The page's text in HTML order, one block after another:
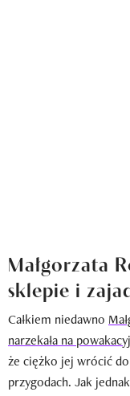
Małgorzata
sklepie i
Całkiem niedawno
narzekała na
że ciężko jej wrócić
przygodach. Jak